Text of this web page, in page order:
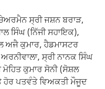
ਸ੍ਰੀ ਜਸ਼ਨ ਬਰਾੜ,
ਸਿੰਘ (ਨਿੱਜੀ ਸਹਾਇਕ),
ਅਜੈ ਕੁਮਾਰ, ਹੈਡਮਾਸਟਰ
ਸ੍ਰੀ ਨਾਨਕ ਸਿੰਘ
ਕੁਮਾਰ ਸੋਨੀ (ਸੋਸ਼ਲ
ਪਤਵੰਤੇ ਵਿਅਕਤੀ ਮੌਜੂਦ